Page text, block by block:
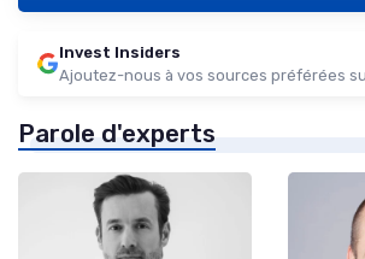
Invest Insiders
Ajoutez-nous à vos sources préférées
Parole d'experts